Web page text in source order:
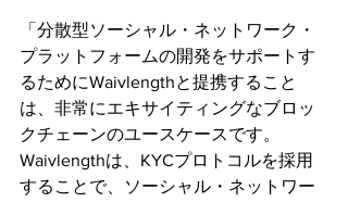
「分散型ソーシャル・ネットワーク・
プラットフォームの開発をサポートす
るためにWaivlengthと提携すること
は、非常にエキサイティングなブロッ
クチェーンのユースケースです。
Waivlengthは、KYCプロトコルを採用
することで、ソーシャル・ネットワー